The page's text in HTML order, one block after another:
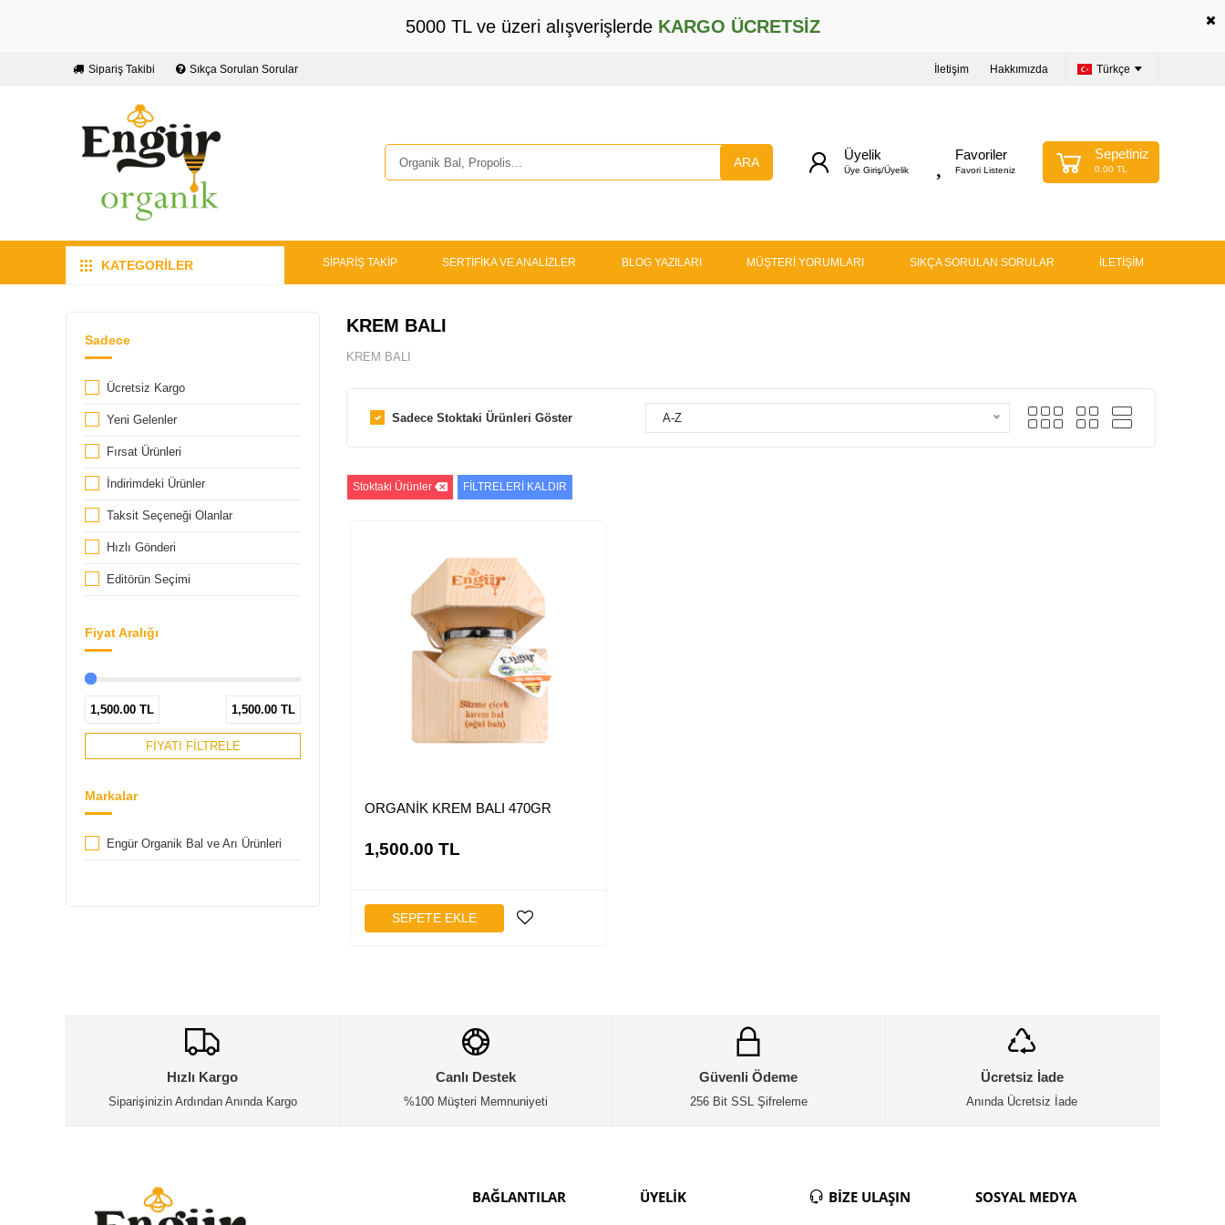
5000 TL ve üzeri alışverişlerde KARGO ÜCRETSİZ
Sipariş Takibi Sıkça Sorulan Sorular İletişim Hakkımızda Türkçe
ARA Üyelik
Üye Giriş/Üyelik
Favoriler
Favori Listeniz
Sepetiniz
0.00 TL
KATEGORİLER SİPARİŞ TAKİP SERTİFİKA VE ANALİZLER BLOG YAZILARI MÜŞTERİ YORUMLARI SIKÇA SORULAN SORULAR İLETİŞİM
Sadece
Ücretsiz Kargo
Yeni Gelenler
Fırsat Ürünleri
İndirimdeki Ürünler
Taksit Seçeneği Olanlar
Hızlı Gönderi
Editörün Seçimi
Fiyat Aralığı
1,500.00 TL 1,500.00 TL
FİYATI FİLTRELE
Markalar
Engür Organik Bal ve Arı Ürünleri
KREM BALI
KREM BALI
Sadece Stoktaki Ürünleri Göster A-Z
Stoktaki Ürünler FİLTRELERİ KALDIR
ORGANİK KREM BALI 470GR
1,500.00 TL
SEPETE EKLE
Hızlı Kargo
Siparişinizin Ardından Anında Kargo
Canlı Destek
%100 Müşteri Memnuniyeti
Güvenli Ödeme
256 Bit SSL Şifreleme
Ücretsiz İade
Anında Ücretsiz İade
BAĞLANTILAR ÜYELİK BİZE ULAŞIN SOSYAL MEDYA